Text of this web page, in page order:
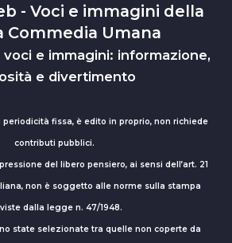
- Voci e immagini della
Commedia Umana
e immagini: informazione,
e divertimento
periodicità fissa, è edito in proprio, non richiede
contributi pubblici.
del libero pensiero, ai sensi dell’art. 21
non è soggetto alle norme sulla stampa
dalla legge n. 47/1948.
state selezionate tra quelle non coperte da